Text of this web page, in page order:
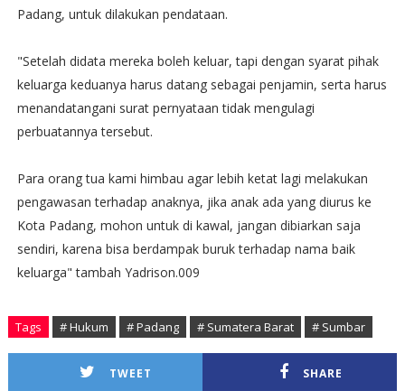
Padang, untuk dilakukan pendataan.
"Setelah didata mereka boleh keluar, tapi dengan syarat pihak
keluarga keduanya harus datang sebagai penjamin, serta harus
menandatangani surat pernyataan tidak mengulagi
perbuatannya tersebut.
Para orang tua kami himbau agar lebih ketat lagi melakukan
pengawasan terhadap anaknya, jika anak ada yang diurus ke
Kota Padang, mohon untuk di kawal, jangan dibiarkan saja
sendiri, karena bisa berdampak buruk terhadap nama baik
keluarga" tambah Yadrison.009
Tags # Hukum # Padang # Sumatera Barat # Sumbar
TWEET SHARE